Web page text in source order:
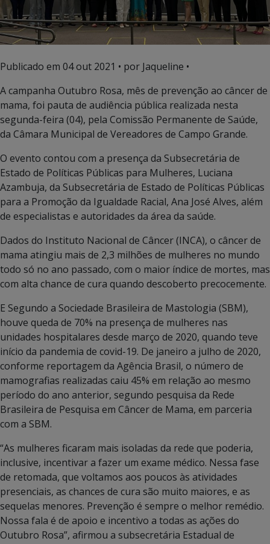
Publicado em 04 out 2021 • por Jaqueline •
A campanha Outubro Rosa, mês de prevenção ao câncer de
mama, foi pauta de audiência pública realizada nesta
segunda-feira (04), pela Comissão Permanente de Saúde,
da Câmara Municipal de Vereadores de Campo Grande.
O evento contou com a presença da Subsecretária de
Estado de Políticas Públicas para Mulheres, Luciana
Azambuja, da Subsecretária de Estado de Políticas Públicas
para a Promoção da Igualdade Racial, Ana José Alves, além
de especialistas e autoridades da área da saúde.
Dados do Instituto Nacional de Câncer (INCA), o câncer de
mama atingiu mais de 2,3 milhões de mulheres no mundo
todo só no ano passado, com o maior índice de mortes, mas
com alta chance de cura quando descoberto precocemente.
E Segundo a Sociedade Brasileira de Mastologia (SBM),
houve queda de 70% na presença de mulheres nas
unidades hospitalares desde março de 2020, quando teve
início da pandemia de covid-19. De janeiro a julho de 2020,
conforme reportagem da Agência Brasil, o número de
mamografias realizadas caiu 45% em relação ao mesmo
período do ano anterior, segundo pesquisa da Rede
Brasileira de Pesquisa em Câncer de Mama, em parceria
com a SBM.
“As mulheres ficaram mais isoladas da rede que poderia,
inclusive, incentivar a fazer um exame médico. Nessa fase
de retomada, que voltamos aos poucos às atividades
presenciais, as chances de cura são muito maiores, e as
sequelas menores. Prevenção é sempre o melhor remédio.
Nossa fala é de apoio e incentivo a todas as ações do
Outubro Rosa”, afirmou a subsecretária Estadual de